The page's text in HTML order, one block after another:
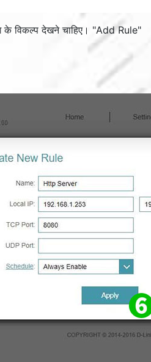
के विकल्प देखने चाहिए। "Add Rule"